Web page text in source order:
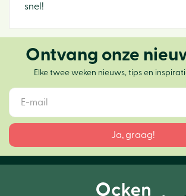
snel!
Ontvang onze
Elke twee weken nieuws, tips en